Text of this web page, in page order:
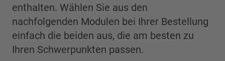
enthalten. Wählen Sie aus den
nachfolgenden Modulen bei Ihrer Bestellung
einfach die beiden aus, die am besten zu
Ihren Schwerpunkten passen.